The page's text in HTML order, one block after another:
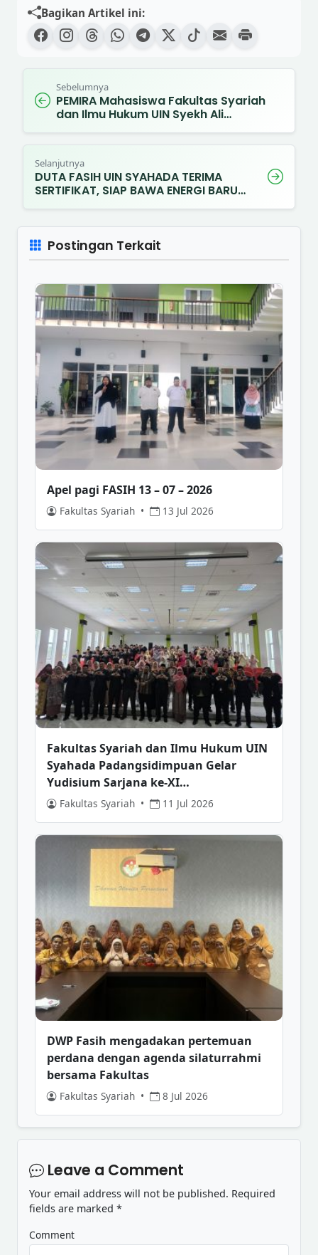
Bagikan Artikel ini:
Sebelumnya
PEMIRA Mahasiswa Fakultas Syariah
dan Ilmu Hukum UIN Syekh Ali…
Selanjutnya
DUTA FASIH UIN SYAHADA TERIMA
SERTIFIKAT, SIAP BAWA ENERGI BARU…
Postingan Terkait
Apel pagi FASIH 13 – 07 – 2026
Fakultas Syariah • 13 Jul 2026
Fakultas Syariah dan Ilmu Hukum UIN
Syahada Padangsidimpuan Gelar
Yudisium Sarjana ke-XI…
Fakultas Syariah • 11 Jul 2026
DWP Fasih mengadakan pertemuan
perdana dengan agenda silaturrahmi
bersama Fakultas
Fakultas Syariah • 8 Jul 2026
Leave a Comment
Your email address will not be published. Required
fields are marked *
Comment